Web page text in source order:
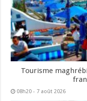
Tourisme
08h20 - 7 août 2026